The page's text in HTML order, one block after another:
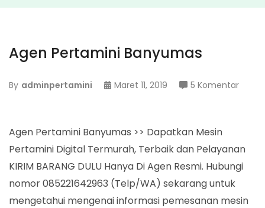
Agen Pertamini Banyumas
By adminpertamini Maret 11, 2019 5 Komentarpada
Agen Pertamini Banyumas >> Dapatkan Mesin
Pertamini Digital Termurah, Terbaik dan Pelayanan
KIRIM BARANG DULU Hanya Di Agen Resmi. Hubungi
nomor 085221642963 (Telp/WA) sekarang untuk
mengetahui mengenai informasi pemesanan mesin